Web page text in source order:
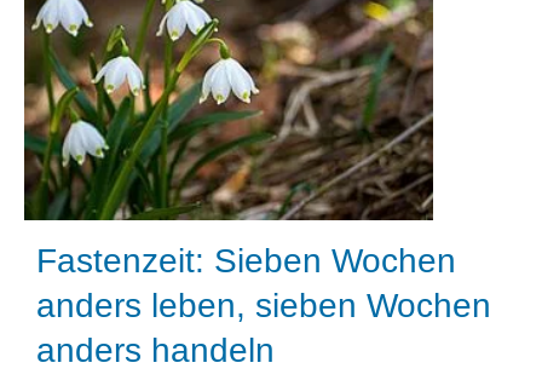
Fastenzeit: Sieben Wochen
anders leben, sieben Wochen
anders handeln